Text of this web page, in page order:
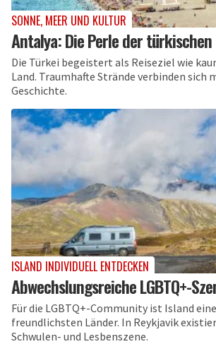
SONNE, MEER UND KULTUR
Antalya: Die Perle der
Die Türkei begeistert als Reiseziel wie
Land. Traumhafte Strände verbinden sich
Geschichte.
ISLAND INDIVIDUELL ENTDECKEN
Abwechslungsreiche LGBTQ+-
Für die LGBTQ+-Community ist Island
freundlichsten Länder. In Reykjavik
Schwulen- und Lesbenszene.